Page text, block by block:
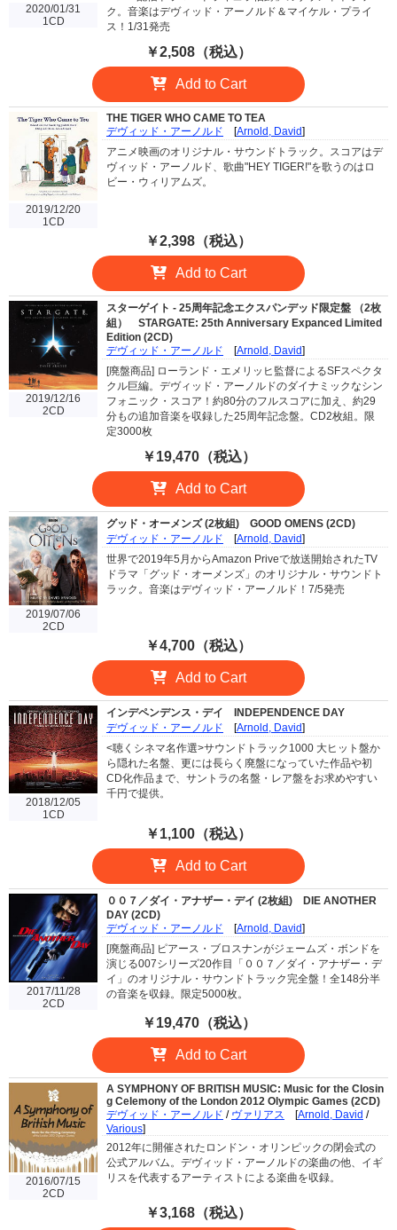
2020/01/31
1CD
ク。音楽はデヴィッド・アーノルド＆マイケル・プライ
ス！1/31発売
￥2,508（税込）
Add to Cart
2019/12/20
1CD
THE TIGER WHO CAME TO TEA
デヴィッド・アーノルド [Arnold, David]
アニメ映画のオリジナル・サウンドトラック。スコアはデ
ヴィッド・アーノルド、歌曲"HEY TIGER!"を歌うのはロ
ビー・ウィリアムズ。
￥2,398（税込）
Add to Cart
2019/12/16
2CD
スターゲイト - 25周年記念エクスパンデッド限定盤 （2枚
組）
STARGATE: 25th Anniversary Expanced Limited
Edition (2CD)
デヴィッド・アーノルド [Arnold, David]
[廃盤商品] ローランド・エメリッヒ監督によるSFスペクタ
クル巨編。デヴィッド・アーノルドのダイナミックなシン
フォニック・スコア！約80分のフルスコアに加え、約29
分もの追加音楽を収録した25周年記念盤。CD2枚組。限
定3000枚
￥19,470（税込）
Add to Cart
2019/07/06
2CD
グッド・オーメンズ (2枚組)
GOOD OMENS (2CD)
デヴィッド・アーノルド [Arnold, David]
世界で2019年5月からAmazon Priveで放送開始されたTV
ドラマ「グッド・オーメンズ」のオリジナル・サウンドト
ラック。音楽はデヴィッド・アーノルド！7/5発売
￥4,700（税込）
Add to Cart
2018/12/05
1CD
インデペンデンス・デイ
INDEPENDENCE DAY
デヴィッド・アーノルド [Arnold, David]
<聴くシネマ名作選>サウンドトラック1000 大ヒット盤か
ら隠れた名盤、更には長らく廃盤になっていた作品や初
CD化作品まで、サントラの名盤・レア盤をお求めやすい
千円で提供。
￥1,100（税込）
Add to Cart
2017/11/28
2CD
００７／ダイ・アナザー・デイ (2枚組)
DIE ANOTHER
DAY (2CD)
デヴィッド・アーノルド [Arnold, David]
[廃盤商品] ピアース・ブロスナンがジェームズ・ボンドを
演じる007シリーズ20作目「００７／ダイ・アナザー・デ
イ」のオリジナル・サウンドトラック完全盤！全148分半
の音楽を収録。限定5000枚。
￥19,470（税込）
Add to Cart
2016/07/15
2CD
A SYMPHONY OF BRITISH MUSIC: Music for the Closin
g Celemony of the London 2012 Olympic Games (2CD)
デヴィッド・アーノルド / ヴァリアス [Arnold, David /
Various]
2012年に開催されたロンドン・オリンピックの閉会式の
公式アルバム。デヴィッド・アーノルドの楽曲の他、イギ
リスを代表するアーティストによる楽曲を収録。
￥3,168（税込）